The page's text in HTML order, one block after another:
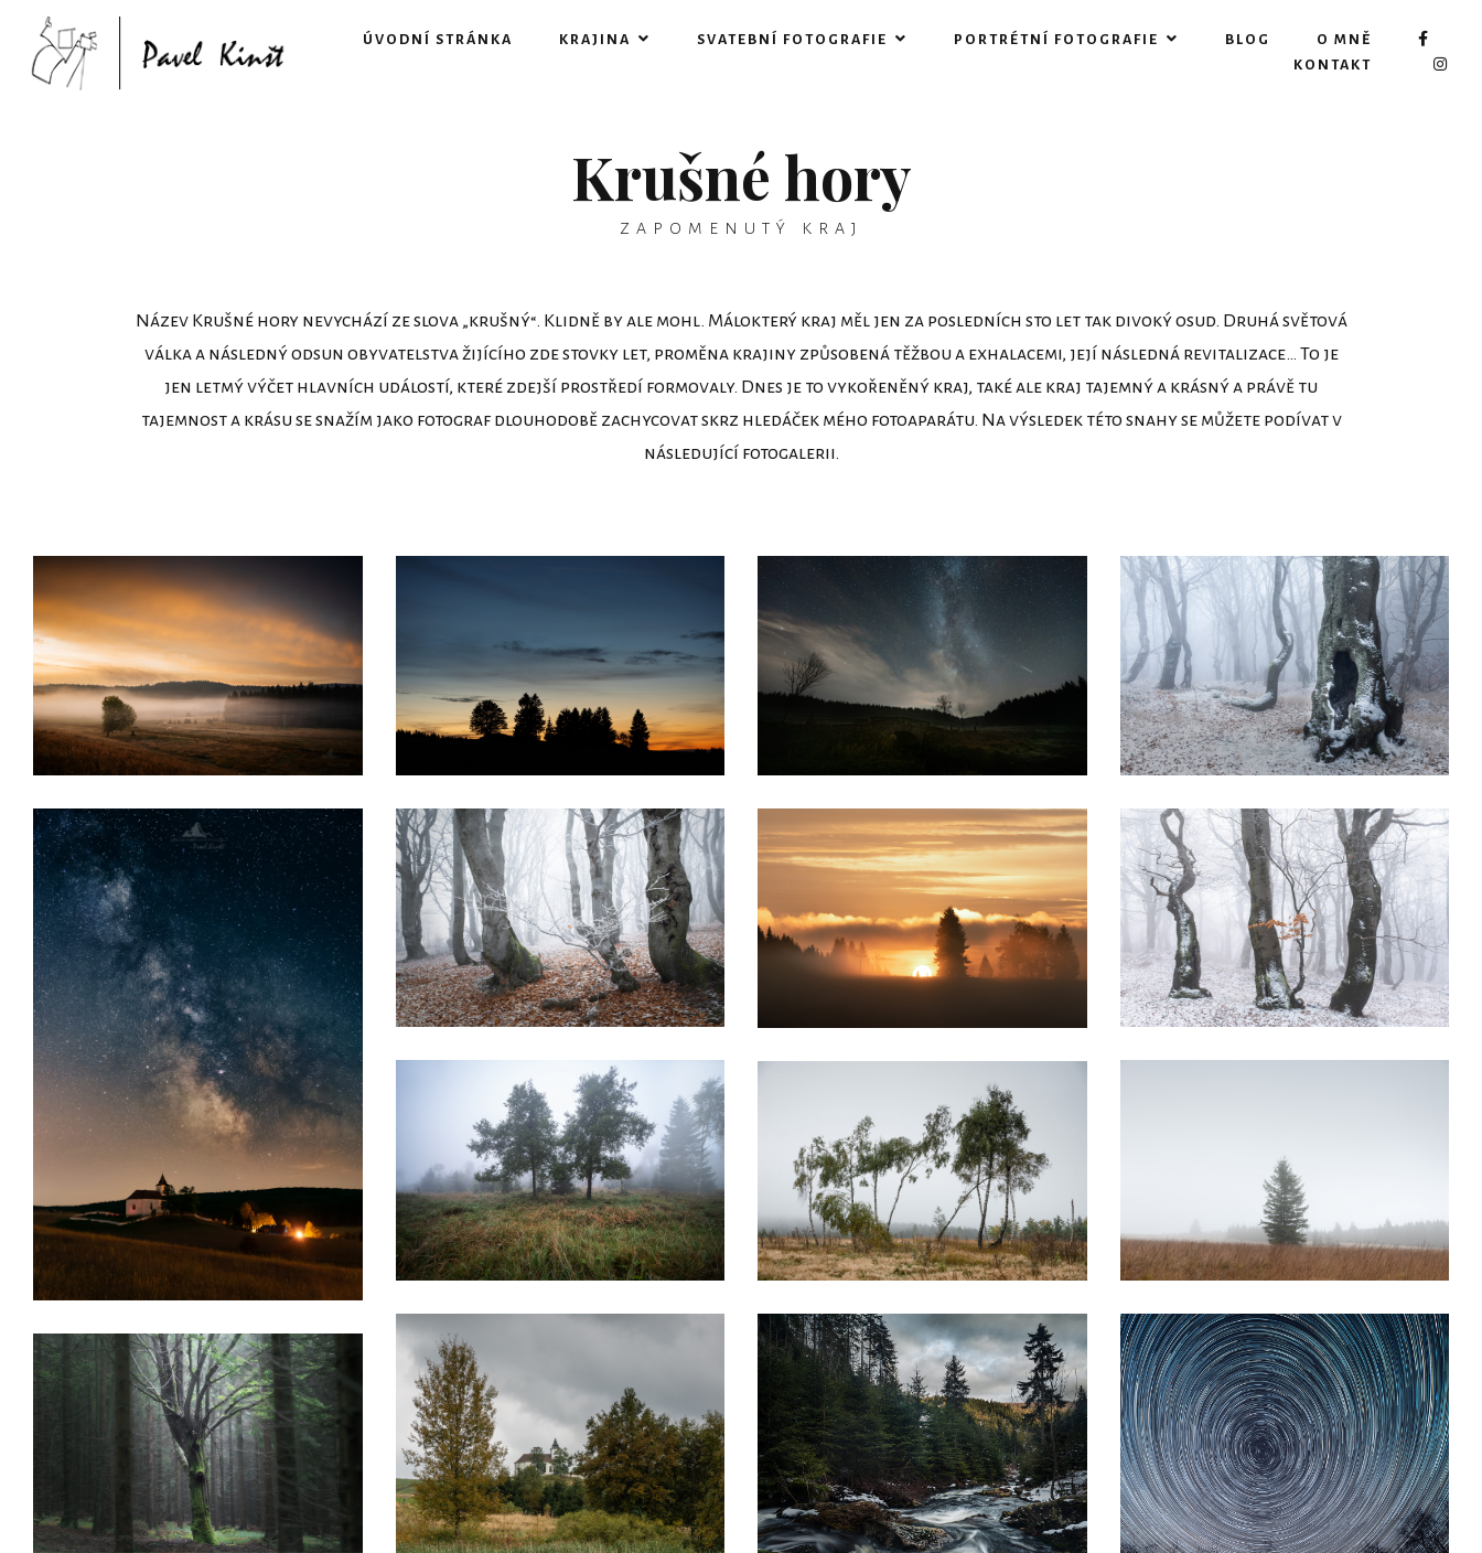
ÚVODNÍ STRÁNKA KRAJINA SVATEBNÍ FOTOGRAFIE PORTRÉTNÍ FOTOGRAFIE BLOG
O MNĚ
KONTAKT
Krušné hory
ZAPOMENUTÝ KRAJ
Název Krušné hory nevychází ze slova „krušný“. Klidně by ale mohl. Málokterý kraj měl jen za posledních sto let tak divoký osud. Druhá světová
válka a následný odsun obyvatelstva žijícího zde stovky let, proměna krajiny způsobená těžbou a exhalacemi, její následná revitalizace… To je
jen letmý výčet hlavních událostí, které zdejší prostředí formovaly. Dnes je to vykořeněný kraj, také ale kraj tajemný a krásný a právě tu
tajemnost a krásu se snažím jako fotograf dlouhodobě zachycovat skrz hledáček mého fotoaparátu. Na výsledek této snahy se můžete podívat v
následující fotogalerii.